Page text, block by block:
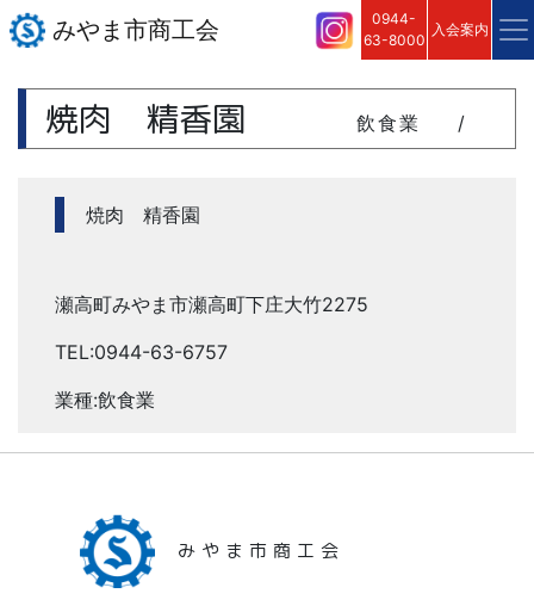
みやま市商工会
0944-
63-8000
入会案内
焼肉 精香園 飲食業 /
焼肉 精香園
瀬高町みやま市瀬高町下庄大竹2275
TEL:0944-63-6757
業種:飲食業
みやま市商工会